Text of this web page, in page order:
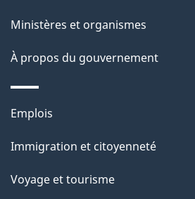
p
a
Ministères et organismes
À propos du gouvernement
Thèmes
sujets
Emplois
Immigration et citoyenneté
Voyage et tourisme